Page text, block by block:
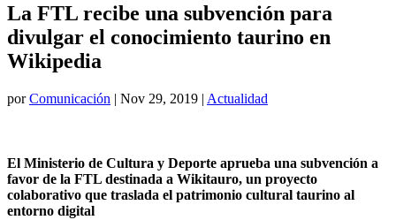
La FTL recibe una subvención para
divulgar el conocimiento taurino en
Wikipedia
porComunicación | Nov 29, 2019 | Actualidad
El Ministerio de Cultura y Deporte aprueba una subvención a
favor de la FTL destinada a Wikitauro, un proyecto
colaborativo que traslada el patrimonio cultural taurino al
entorno digital